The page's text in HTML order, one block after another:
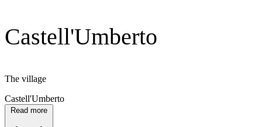
Castell'Umberto
The village
Castell'Umberto
Read more